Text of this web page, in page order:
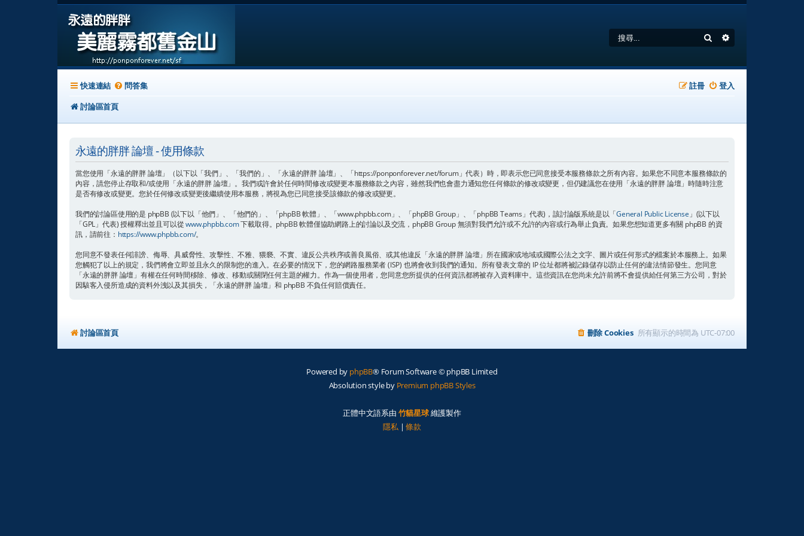
搜尋
快速連結 問答集 登入
註冊
討論區首頁
永遠的胖胖 論壇 - 使用條款
當您使用「永遠的胖胖 論壇」（以下以「我們」、「我們的」、「永遠的胖胖 論壇」、「https://ponponforever.net/forum」代表）時，即表示您已同意接受本服務條款之所有內容。如果您不同意本服務條款的
內容，請您停止存取和/或使用「永遠的胖胖 論壇」。我們或許會於任何時間修改或變更本服務條款之內容，雖然我們也會盡力通知您任何條款的修改或變更，但仍建議您在使用「永遠的胖胖 論壇」時隨時注意
是否有修改或變更。您於任何修改或變更後繼續使用本服務，將視為您已同意接受該條款的修改或變更。
我們的討論區使用的是 phpBB (以下以「他們」、「他們的」、「phpBB 軟體」、「www.phpbb.com」、「phpBB Group」、「phpBB Teams」代表)，該討論版系統是以「General Public License 」(以下以
「GPL」代表) 授權釋出並且可以從www.phpbb.com下載取得。phpBB 軟體僅協助網路上的討論以及交流，phpBB Group 無須對我們允許或不允許的內容或行為舉止負責。如果您想知道更多有關 phpBB 的資
訊，請前往： https://www.phpbb.com/。
您同意不發表任何誹謗、侮辱、具威脅性、攻擊性、不雅、猥褻、不實、違反公共秩序或善良風俗、或其他違反「永遠的胖胖 論壇」所在國家或地域或國際公法之文字、圖片或任何形式的檔案於本服務上。如果
您觸犯了以上的規定，我們將會立即並且永久的限制您的進入。在必要的情況下，您的網路服務業者 (ISP) 也將會收到我們的通知。所有發表文章的 IP 位址都將被記錄儲存以防止任何的違法情節發生。您同意
「永遠的胖胖 論壇」有權在任何時間移除、修改、移動或關閉任何主題的權力。作為一個使用者，您同意您所提供的任何資訊都將被存入資料庫中。這些資訊在您尚未允許前將不會提供給任何第三方公司，對於
因駭客入侵所造成的資料外洩以及其損失，「永遠的胖胖 論壇」和 phpBB 不負任何賠償責任。
討論區首頁 所有顯示的時間為 UTC-07:00
刪除 Cookies
Powered by phpBB® Forum Software © phpBB Limited
Absolution style by Premium phpBB Styles
正體中文語系由 竹貓星球維護製作
隱私|條款